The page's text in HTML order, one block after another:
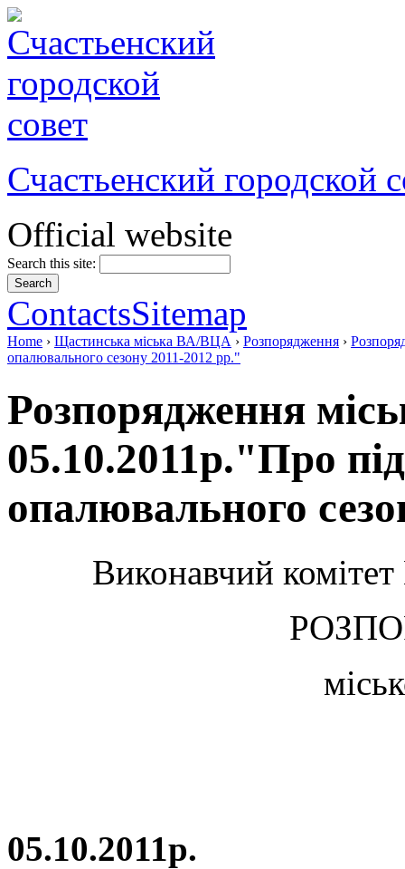
Счастьенский городской
Official website
Search this site:
ContactsSitemap
Home › Щастинська міська ВА/ВЦА › Розпорядження ›
опалювального сезону 2011-2012 рр."
Розпорядження
05.10.2011р."Про
опалювального
Виконавчий
05.10.2011р.